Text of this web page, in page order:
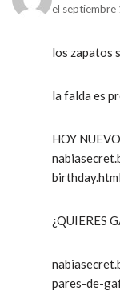
el septiembre
los zapatos
la falda es
HOY
birthday.html
¿QUIERES
pares-de-